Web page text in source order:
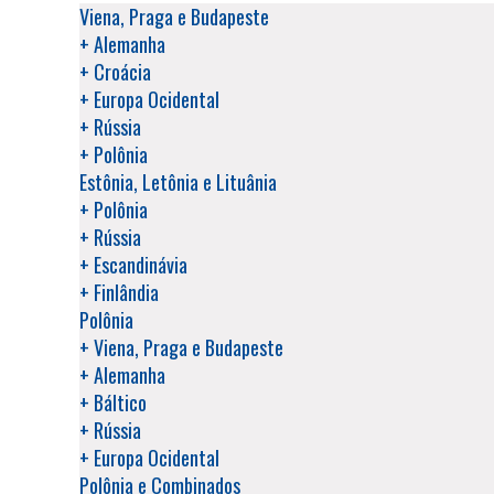
Escandinávia, Leste
Europeu e Rússia.
Viena, Praga e Budapeste
+ Alemanha
+ Croácia
+ Europa Ocidental
+ Rússia
+ Polônia
Estônia, Letônia e Lituânia
+ Polônia
+ Rússia
+ Escandinávia
+ Finlândia
Polônia
+ Viena, Praga e Budapeste
+ Alemanha
+ Báltico
+ Rússia
+ Europa Ocidental
Polônia e Combinados
I – DEFINIÇÕES
Para os fins deste CONTRATO, os seguintes termos são
1. SLAVIAN TOURS (INTERMEDIADORA):
INTERNACIONAL.
2. OPERADORA INTERNACIONAL:
as atividades de concepção, planejamento, organização,
3. CLIENTE:
OPERADORA INTERNACIONAL.